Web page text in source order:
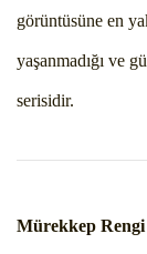
görüntüsüne en
yaşanmadığı ve
serisidir.
Mürekkep Rengi